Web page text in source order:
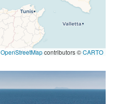
OpenStreetMapcontributors ©CARTO